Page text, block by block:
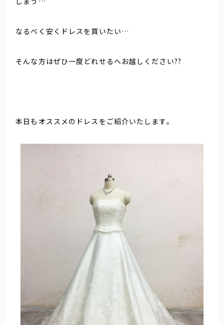
なるべく安くドレスを買いたい…
そんな方はぜひ一度どれせるへお越しください??
本日もオススメのドレスをご紹介いたします。